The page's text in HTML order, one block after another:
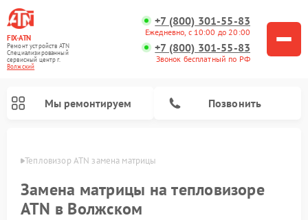
FIX-ATN
Ремонт устройств ATN
Специализированный
cервисный центр г.
Волжский
+7 (800) 301-55-83
Ежедневно, с 10:00 до 20:00
+7 (800) 301-55-83
Звонок бесплатный по РФ
Мы ремонтируем Позвонить
Тепловизор ATN замена матрицы
Замена матрицы на тепловизоре
ATN в Волжском